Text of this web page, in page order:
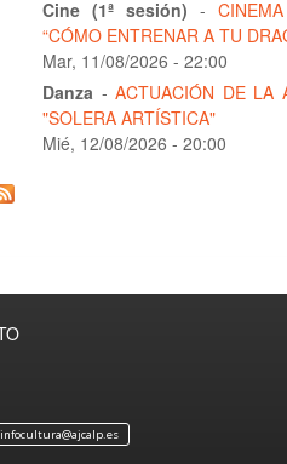
Cine (1ª sesión) -
“CÓMO ENTRENAR A TU
Mar, 11/08/2026 - 22:00
Danza -ACTUACIÓN DE LA
"SOLERA ARTÍSTICA"
Mié, 12/08/2026 - 20:00
infocultura@ajcalp.es